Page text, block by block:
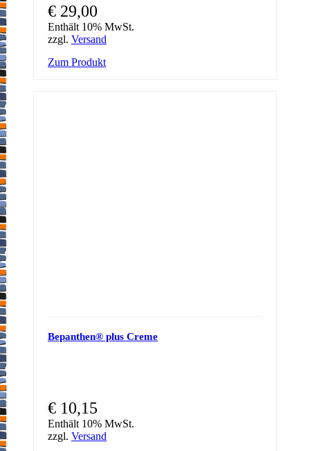
€ 29,00
Enthält 10% MwSt.
zzgl. Versand
Zum Produkt
Bepanthen® plus Creme
€ 10,15
Enthält 10% MwSt.
zzgl. Versand